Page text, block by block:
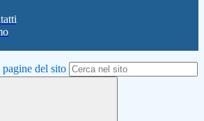
del sito